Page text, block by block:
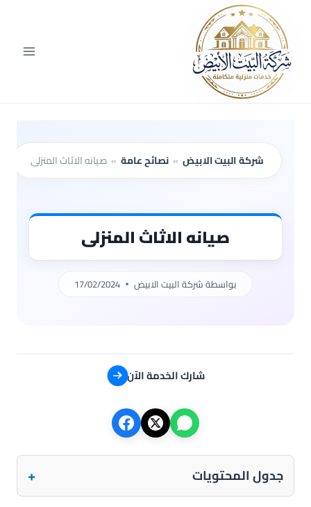
المحتوى
شركة البيت الابيض » نصائح عامة » صيانه الاثاث المنزلى
صيانه الاثاث المنزلى
بواسطةشركة البيت الابيض 17/02/2024
شارك الخدمة الآن
جدول المحتويات +